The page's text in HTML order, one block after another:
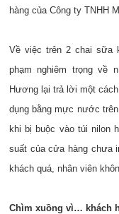
hàng của Công ty TNHH
Về việc trên 2 chai sữa
phạm nghiêm trọng về
Hương lại trả lời một
dụng bằng mực nước
khi bị buộc vào túi nilon
suất của cửa hàng chưa
khách quá, nhân viên
Chìm xuồng vì… khách